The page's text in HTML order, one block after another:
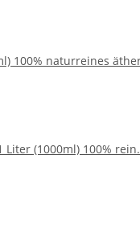
100% naturreines